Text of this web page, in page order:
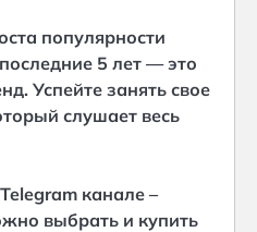
популярности
5 лет — это
Успейте занять свое
слушает весь
канале –
выбрать и купить